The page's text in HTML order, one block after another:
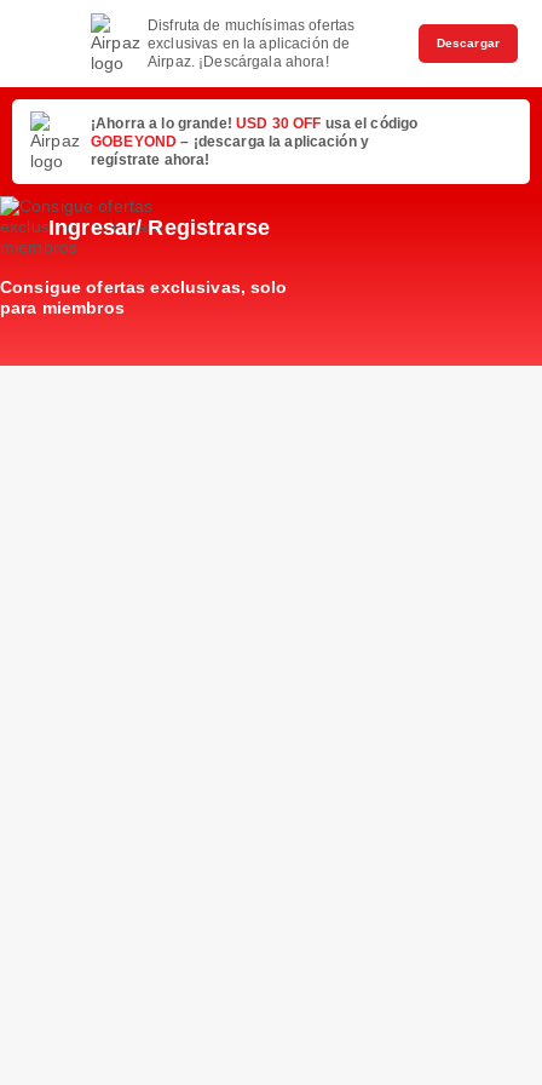
Disfruta de muchísimas ofertas
exclusivas en la aplicación de
Airpaz. ¡Descárgala ahora!
Descargar
¡Ahorra a lo grande! USD 30 OFF usa el código
GOBEYOND– ¡descarga la aplicación y
regístrate ahora!
Ingresar/ Registrarse
Consigue ofertas exclusivas, solo
para miembros